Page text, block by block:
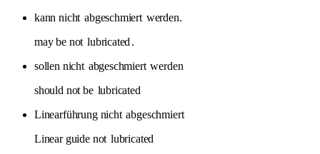
kann nicht abgeschmiert werden.
may be not lubricated .
sollen nicht abgeschmiert werden
should not be lubricated
Linearführung nicht abgeschmiert
Linear guide not lubricated